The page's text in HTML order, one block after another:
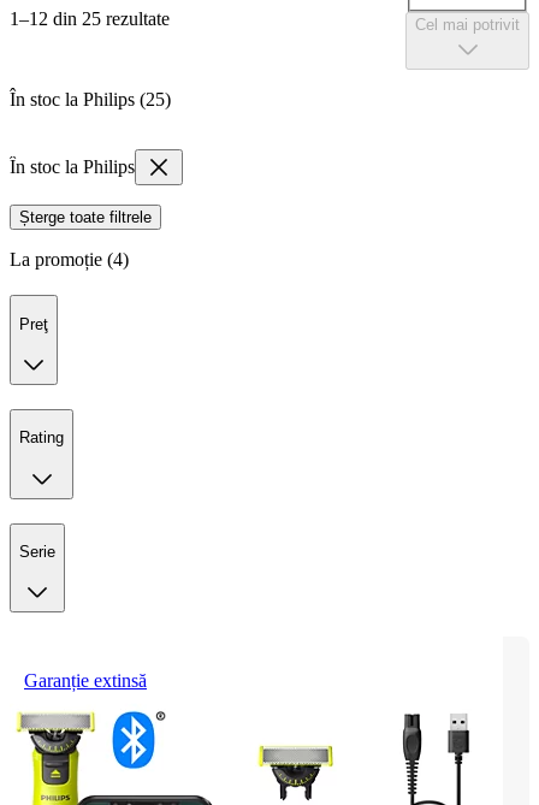
1–12 din 25 rezultate Cel mai potrivit
În stoc la Philips (25)
În stoc la Philips
Șterge toate filtrele
La promoție (4)
Preţ
Rating
Serie
Garanție extinsă